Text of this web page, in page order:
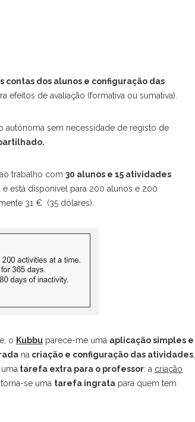
contas dos alunos e configuração das
efeitos de avaliação (formativa ou sumativa).
autónoma sem necessidade de registo de
trabalho com 30 alunos e 15 atividades
e está disponível para 200 alunos e 200
31 € (35 dólares).
o Kubbu parece-me uma aplicação simples e
na criação e configuração das atividades,
tarefa extra para o professor: a criação
se uma tarefa ingrata para quem tem
CATEGORIAS